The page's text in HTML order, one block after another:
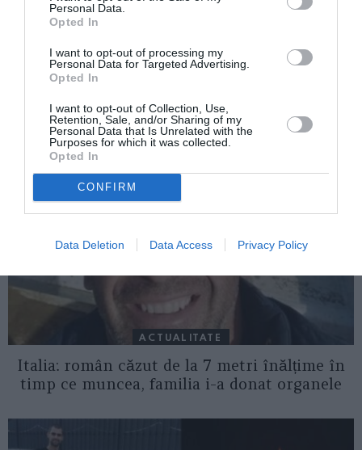
Personal Data.
Opted In
I want to opt-out of processing my
Personal Data for Targeted Advertising.
Opted In
I want to opt-out of Collection, Use,
Retention, Sale, and/or Sharing of my
Personal Data that Is Unrelated with the
Purposes for which it was collected.
Opted In
CONFIRM
Data Deletion Data Access Privacy Policy
Din nou suntem țap ispășitor. Lega
Lombarda: ”Românii se tratează gratis la
noi!”
AȚI PUTEA DORI DE
ASEMENEA
ACTUALITATE
Italia: român căzut de la 7 metri înălțime în
timp ce muncea, familia i-a donat organele